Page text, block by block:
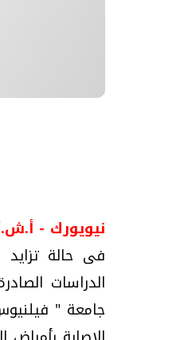
نيويورك -
فى حالة تزايد
جامعة "